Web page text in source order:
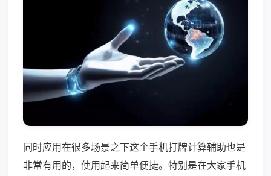
同时应用在很多场景之下这个手机打牌计算辅助也是
非常有用的，使用起来简单便捷。特别是在大家手机